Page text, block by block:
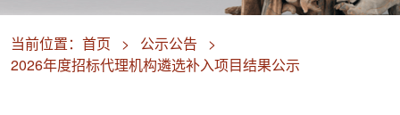
当前位置： 首页 > 公示公告
>
2026年度招标代理机构遴选补入项目结果公示